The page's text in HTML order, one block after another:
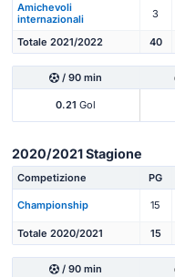
Amichevoli
internazionali
3
Totale 2021/2022 40
/ 90 min
0.21 Gol
2020/2021 Stagione
Competizione PG
Championship 15
Totale 2020/2021 15
/ 90 min